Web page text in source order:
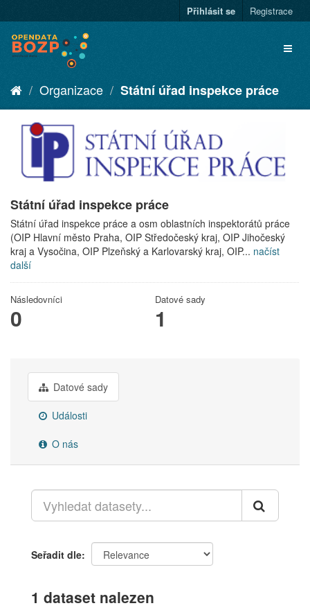
Přihlásit se Registrace
Organizace Státní úřad inspekce práce
Státní úřad inspekce práce
Státní úřad inspekce práce a osm oblastních inspektorátů práce
(OIP Hlavní město Praha, OIP Středočeský kraj, OIP Jihočeský
kraj a Vysočina, OIP Plzeňský a Karlovarský kraj, OIP... načíst
další
Následovníci
0
Datové sady
1
Datové sady
Události
O nás
Seřadit dle
1 dataset nalezen